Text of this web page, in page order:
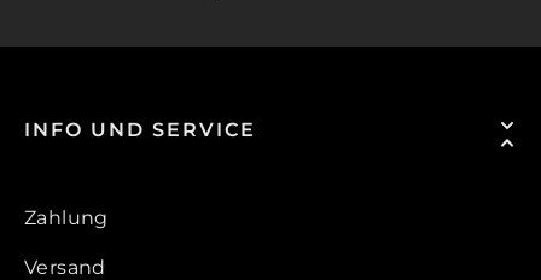
INFO UND SERVICE
Zahlung
Versand